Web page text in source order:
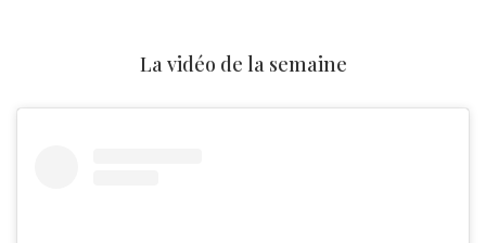
La vidéo de la semaine